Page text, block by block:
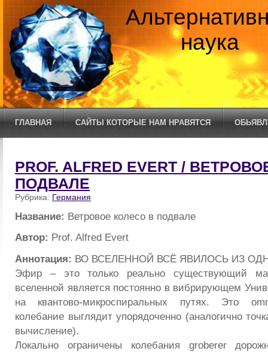
наука
ГЛАВНАЯ САЙТЫ КОТОРЫЕ НАМ НРАВЯТСЯ
PROF. ALFRED EVERT /
ПОДВАЛЕ
Рубрика: Германия
Название: Ветровое колесо в подвале
Автор: Prof. Alfred Evert
Аннотация: ВО ВСЕЛЕННОЙ ВСЁ ЯВИЛОСЬ ИЗ
Эфир – это только реально существующий
вселенной является постоянно в вибрирующем
на квантово-микроспиральных путях. Это
колебание выглядит упорядоченно (аналогично
вычисление).
Локально ограничены колебания groberer